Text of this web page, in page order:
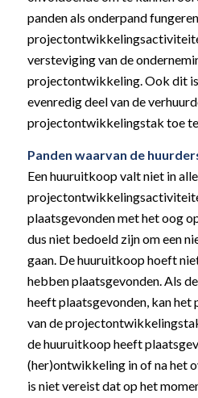
panden als onderpand
versteviging van de
projectontwikkeling. Ook dit is
evenredig deel van de
projectontwikkelingstak toe te
Panden waarvan de
Een huuruitkoop valt niet in
plaatsgevonden met het oog
dus niet bedoeld zijn om een
gaan. De huuruitkoop hoeft
hebben plaatsgevonden. Als
heeft plaatsgevonden, kan het
van de
de huuruitkoop heeft
(her)ontwikkeling in of na het
is niet vereist dat op het